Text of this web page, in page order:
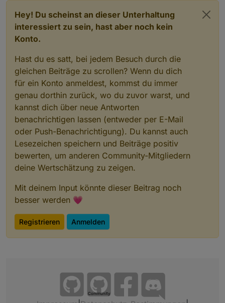
Hey! Du scheinst an dieser Unterhaltung
interessiert zu sein, hast aber noch kein
Konto.
Hast du es satt, bei jedem Besuch durch die
gleichen Beiträge zu scrollen? Wenn du dich
für ein Konto anmeldest, kommst du immer
genau dorthin zurück, wo du zuvor warst, und
kannst dich über neue Antworten
benachrichtigen lassen (entweder per E-Mail
oder Push-Benachrichtigung). Du kannst auch
Lesezeichen speichern und Beiträge positiv
bewerten, um anderen Community-Mitgliedern
deine Wertschätzung zu zeigen.
Mit deinem Input könnte dieser Beitrag noch
besser werden 💗
Registrieren Anmelden
Community